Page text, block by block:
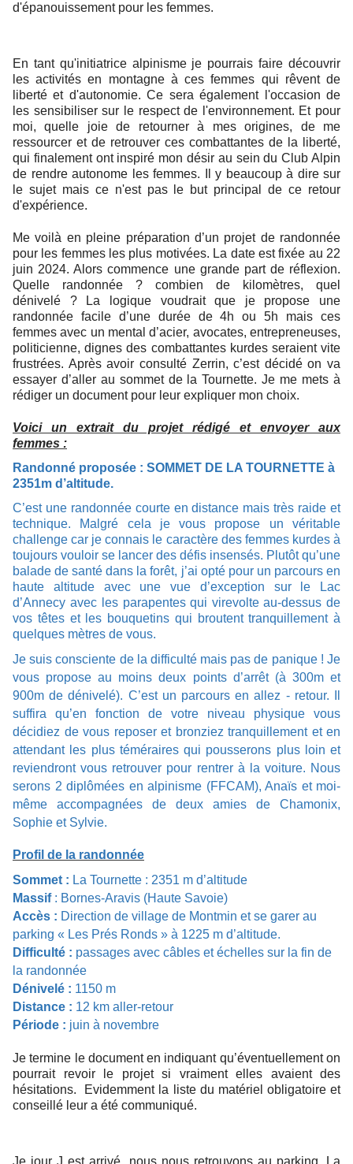
d'épanouissement pour les femmes.
En tant qu'initiatrice alpinisme je pourrais faire découvrir
les activités en montagne à ces femmes qui rêvent de
liberté et d'autonomie. Ce sera également l'occasion de
les sensibiliser sur le respect de l'environnement. Et pour
moi, quelle joie de retourner à mes origines, de me
ressourcer et de retrouver ces combattantes de la liberté,
qui finalement ont inspiré mon désir au sein du Club Alpin
de rendre autonome les femmes. Il y beaucoup à dire sur
le sujet mais ce n'est pas le but principal de ce retour
d'expérience.
Me voilà en pleine préparation d’un projet de randonnée
pour les femmes les plus motivées. La date est fixée au 22
juin 2024. Alors commence une grande part de réflexion.
Quelle randonnée ? combien de kilomètres, quel
dénivelé ? La logique voudrait que je propose une
randonnée facile d’une durée de 4h ou 5h mais ces
femmes avec un mental d’acier, avocates, entrepreneuses,
politicienne, dignes des combattantes kurdes seraient vite
frustrées. Après avoir consulté Zerrin, c’est décidé on va
essayer d’aller au sommet de la Tournette. Je me mets à
rédiger un document pour leur expliquer mon choix.
Voici un extrait du projet rédigé et envoyer aux
femmes :
Randonné proposée : SOMMET DE LA TOURNETTE à
2351m d’altitude.
C’est une randonnée courte en distance mais très raide et
technique. Malgré cela je vous propose un véritable
challenge car je connais le caractère des femmes kurdes à
toujours vouloir se lancer des défis insensés. Plutôt qu’une
balade de santé dans la forêt, j’ai opté pour un parcours en
haute altitude avec une vue d’exception sur le Lac
d’Annecy avec les parapentes qui virevolte au-dessus de
vos têtes et les bouquetins qui broutent tranquillement à
quelques mètres de vous.
Je suis consciente de la difficulté mais pas de panique ! Je
vous propose au moins deux points d’arrêt (à 300m et
900m de dénivelé). C’est un parcours en allez - retour. Il
suffira qu’en fonction de votre niveau physique vous
décidiez de vous reposer et bronziez tranquillement et en
attendant les plus téméraires qui pousserons plus loin et
reviendront vous retrouver pour rentrer à la voiture. Nous
serons 2 diplômées en alpinisme (FFCAM), Anaïs et moi-
même accompagnées de deux amies de Chamonix,
Sophie et Sylvie.
Profil de la randonnée
Sommet : La Tournette : 2351 m d’altitude
Massif : Bornes-Aravis (Haute Savoie)
Accès : Direction de village de Montmin et se garer au
parking « Les Prés Ronds » à 1225 m d’altitude.
Difficulté : passages avec câbles et échelles sur la fin de
la randonnée
Dénivelé : 1150 m
Distance : 12 km aller-retour
Période : juin à novembre
Je termine le document en indiquant qu’éventuellement on
pourrait revoir le projet si vraiment elles avaient des
hésitations. Evidemment la liste du matériel obligatoire et
conseillé leur a été communiqué.